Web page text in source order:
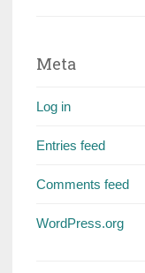
Meta
Log in
Entries feed
Comments feed
WordPress.org